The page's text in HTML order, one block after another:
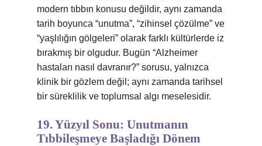
modern tıbbın konusu değildir, aynı zamanda
tarih boyunca “unutma”, “zihinsel çözülme” ve
“yaşlılığın gölgeleri” olarak farklı kültürlerde iz
bırakmış bir olgudur. Bugün “Alzheimer
hastaları nasıl davranır?” sorusu, yalnızca
klinik bir gözlem değil; aynı zamanda tarihsel
bir süreklilik ve toplumsal algı meselesidir.
19. Yüzyıl Sonu: Unutmanın
Tıbbileşmeye Başladığı Dönem